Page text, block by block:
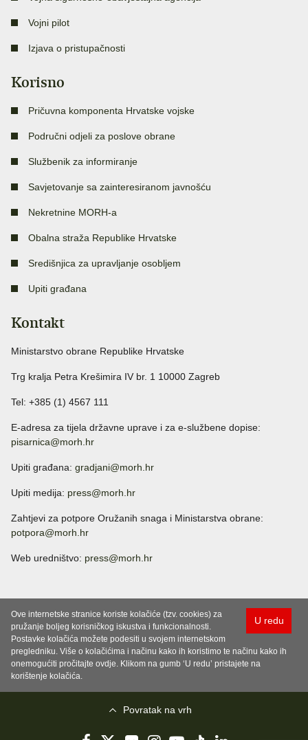
Vojni pilot
Izjava o pristupačnosti
Korisno
Pričuvna komponenta Hrvatske vojske
Područni odjeli za poslove obrane
Službenik za informiranje
Savjetovanje sa zainteresiranom javnošću
Nekretnine MORH-a
Obalna straža Republike Hrvatske
Središnjica za upravljanje osobljem
Upiti građana
Kontakt
Ministarstvo obrane Republike Hrvatske
Trg kralja Petra Krešimira IV br. 1 10000 Zagreb
Tel: +385 (1) 4567 111
E-adresa za tijela državne uprave i za e-službene dopise:
pisarnica@morh.hr
Upiti građana: gradjani@morh.hr
Upiti medija: press@morh.hr
Zahtjevi za potpore Oružanih snaga i Ministarstva obrane:
potpora@morh.hr
Web uredništvo: press@morh.hr
U redu
Ove internetske stranice koriste kolačiće (tzv. cookies) za
pružanje boljeg korisničkog iskustva i funkcionalnosti.
Postavke kolačića možete podesiti u svojem internetskom
pregledniku. Više o kolačićima i načinu kako ih koristimo te načinu kako ih
onemogućiti pročitajte ovdje. Klikom na gumb ‘U redu’ pristajete na
korištenje kolačića.
Povratak na vrh